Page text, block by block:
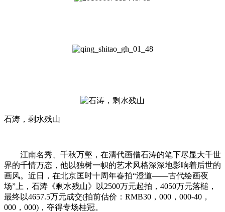
石涛，剩水残山
江南名秀、千秋万壑，在清代画僧石涛的笔下尽显大千世
界的千情万态，他以独树一帜的艺术风格深深地影响着后世的
画风。近日，在北京匡时十周年春拍“澄道——古代绘画夜
场”上，石涛《剩水残山》以2500万元起拍，4050万元落槌，
最终以4657.5万元成交(拍前估价：RMB30，000，000-40，
000，000)，夺得专场桂冠。